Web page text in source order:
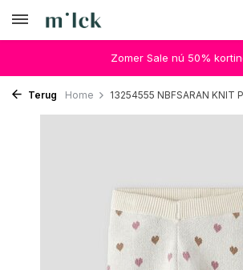
Zomer Sale nú 50%
Terug Home 13254555 NBFSARAN KNIT